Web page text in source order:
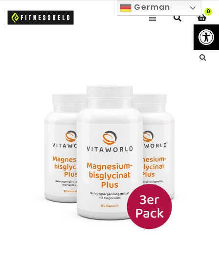
0
German